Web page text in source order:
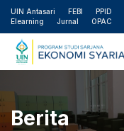
UIN Antasari FEBI PPID
Elearning
Jurnal OPAC
Berita